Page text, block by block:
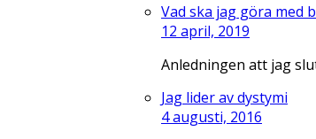
Vad ska jag göra med
12 april, 2019
Anledningen att jag
Jag lider av dystymi
4 augusti, 2016